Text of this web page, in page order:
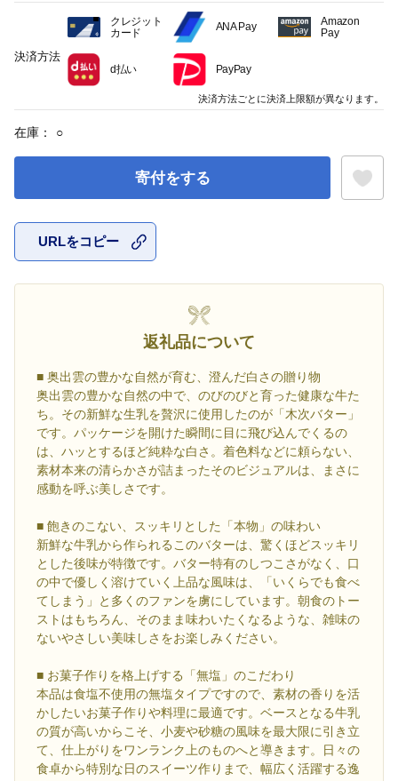
在庫： ○
寄付をする
URLをコピー
返礼品について
■ 奥出雲の豊かな自然が育む、澄んだ白さの贈り物
奥出雲の豊かな自然の中で、のびのびと育った健康な牛た
ち。その新鮮な生乳を贅沢に使用したのが「木次バター」
です。パッケージを開けた瞬間に目に飛び込んでくるの
は、ハッとするほど純粋な白さ。着色料などに頼らない、
素材本来の清らかさが詰まったそのビジュアルは、まさに
感動を呼ぶ美しさです。
■ 飽きのこない、スッキリとした「本物」の味わい
新鮮な牛乳から作られるこのバターは、驚くほどスッキリ
とした後味が特徴です。バター特有のしつこさがなく、口
の中で優しく溶けていく上品な風味は、「いくらでも食べ
てしまう」と多くのファンを虜にしています。朝食のトー
ストはもちろん、そのまま味わいたくなるような、雑味の
ないやさしい美味しさをお楽しみください。
■ お菓子作りを格上げする「無塩」のこだわり
本品は食塩不使用の無塩タイプですので、素材の香りを活
かしたいお菓子作りや料理に最適です。ベースとなる牛乳
の質が高いからこそ、小麦や砂糖の風味を最大限に引き立
て、仕上がりをワンランク上のものへと導きます。日々の
食卓から特別な日のスイーツ作りまで、幅広く活躍する逸
決済方法
クレジット
カード
ANA Pay
Amazon
Pay
d払い PayPay
決済方法ごとに決済上限額が異なります。